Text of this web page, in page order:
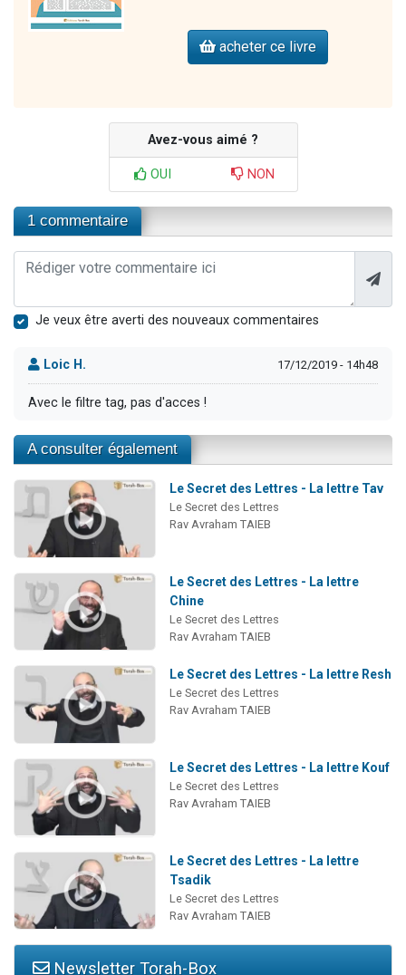
acheter ce livre
Avez-vous aimé ?
OUI NON
1 commentaire
Je veux être averti des nouveaux commentaires
Loic H. 17/12/2019 - 14h48
Avec le filtre tag, pas d'acces !
A consulter également
Le Secret des Lettres - La lettre Tav
Le Secret des Lettres
Rav Avraham TAIEB
Le Secret des Lettres - La lettre
Chine
Le Secret des Lettres
Rav Avraham TAIEB
Le Secret des Lettres - La lettre Resh
Le Secret des Lettres
Rav Avraham TAIEB
Le Secret des Lettres - La lettre Kouf
Le Secret des Lettres
Rav Avraham TAIEB
Le Secret des Lettres - La lettre
Tsadik
Le Secret des Lettres
Rav Avraham TAIEB
Newsletter Torah-Box